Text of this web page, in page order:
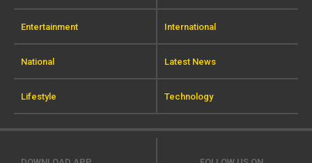
Entertainment International
National Latest News
Lifestyle Technology